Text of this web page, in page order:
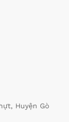
Huyện Gò